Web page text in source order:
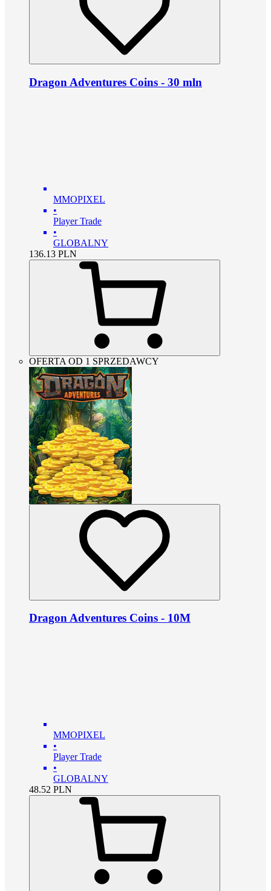
Dragon Adventures Coins - 30 mln
MMOPIXEL
•
Player Trade
•
GLOBALNY
136.13 PLN
OFERTA OD 1 SPRZEDAWCY
Dragon Adventures Coins - 10M
MMOPIXEL
•
Player Trade
•
GLOBALNY
48.52 PLN